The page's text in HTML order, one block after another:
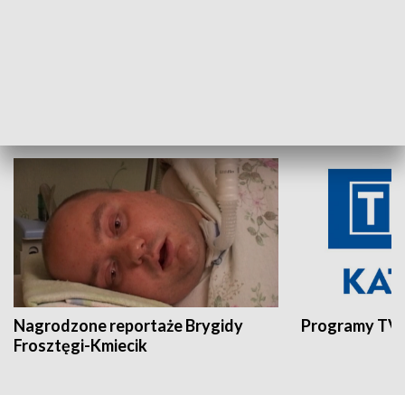
Nagrodzone reportaże Brygidy
Frosztęgi-Kmiecik
Programy